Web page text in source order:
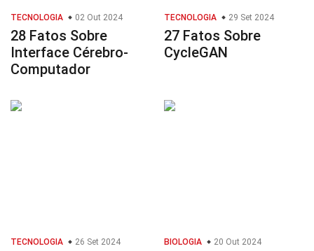
TECNOLOGIA 02 Out 2024
28 Fatos Sobre
Interface Cérebro-
Computador
TECNOLOGIA 29 Set 2024
27 Fatos Sobre
CycleGAN
TECNOLOGIA 26 Set 2024 BIOLOGIA 20 Out 2024